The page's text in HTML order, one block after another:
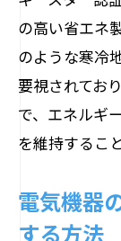
の高い省エネ
のような寒冷
要視されてお
で、エネルギ
を維持するこ
電気機器
する方法